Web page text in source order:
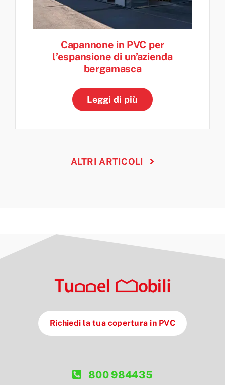
Capannone in PVC per
l’espansione di un’azienda
bergamasca
Leggi di più
ALTRI ARTICOLI
Richiedi la tua copertura in PVC
800 984435